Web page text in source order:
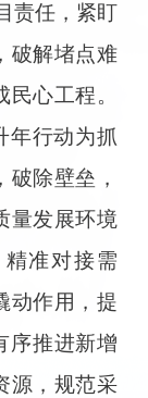
责任，紧盯
破解堵点难
心工程。
年行动为抓
除壁垒，
量发展环境
准对接需
动作用，提
序推进新增
源，规范采